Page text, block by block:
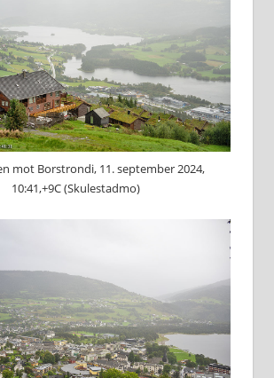
mot Borstrondi, 11. september 2024,
10:41,+9C (Skulestadmo)